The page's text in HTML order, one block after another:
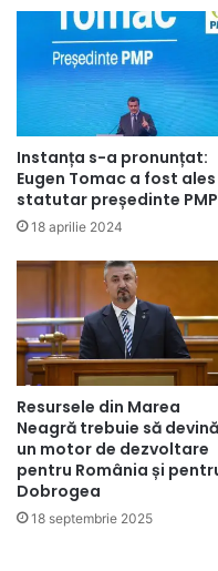
Instanța s-a pronunțat:
Eugen Tomac a fost ales
statutar președinte
18 aprilie 2024
Resursele din Marea
Neagră trebuie să devină
un motor de dezvoltare
pentru România și
Dobrogea
18 septembrie 2025